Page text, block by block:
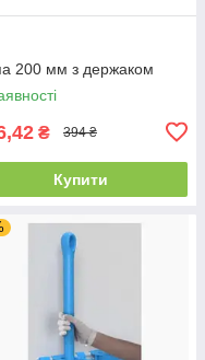
200 мм з держаком
₴ 394 ₴
Купити